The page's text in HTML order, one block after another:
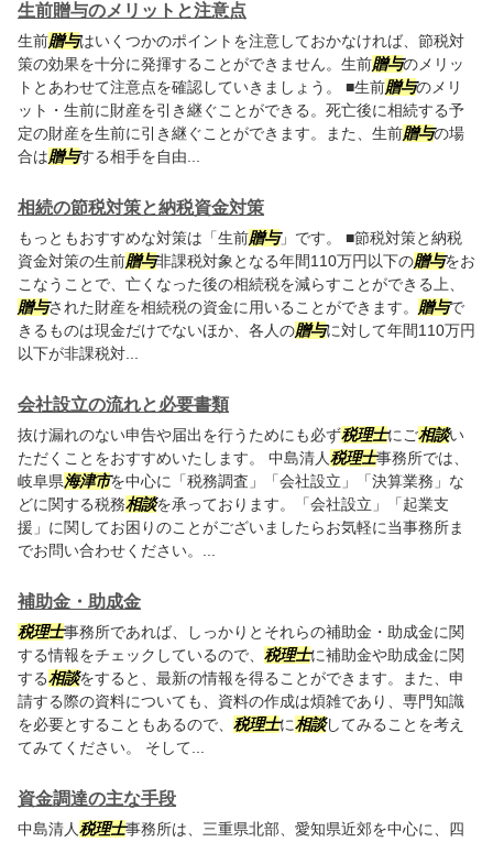
生前贈与のメリットと注意点
生前贈与はいくつかのポイントを注意しておかなければ、節税対
策の効果を十分に発揮することができません。生前贈与のメリッ
トとあわせて注意点を確認していきましょう。 ■生前贈与のメリ
ット・生前に財産を引き継ぐことができる。死亡後に相続する予
定の財産を生前に引き継ぐことができます。また、生前贈与の場
合は贈与する相手を自由...
相続の節税対策と納税資金対策
もっともおすすめな対策は「生前贈与」です。 ■節税対策と納税
資金対策の生前贈与非課税対象となる年間110万円以下の贈与をお
こなうことで、亡くなった後の相続税を減らすことができる上、
贈与された財産を相続税の資金に用いることができます。 贈与で
きるものは現金だけでないほか、各人の贈与に対して年間110万円
以下が非課税対...
会社設立の流れと必要書類
抜け漏れのない申告や届出を行うためにも必ず税理士にご相談い
ただくことをおすすめいたします。 中島清人税理士事務所では、
岐阜県海津市を中心に「税務調査」「会社設立」「決算業務」な
どに関する税務相談を承っております。「会社設立」「起業支
援」に関してお困りのことがございましたらお気軽に当事務所ま
でお問い合わせください。...
補助金・助成金
税理士事務所であれば、しっかりとそれらの補助金・助成金に関
する情報をチェックしているので、 税理士に補助金や助成金に関
する相談をすると、最新の情報を得ることができます。また、申
請する際の資料についても、資料の作成は煩雑であり、専門知識
を必要とすることもあるので、 税理士に相談してみることを考え
てみてください。 そして...
資金調達の主な手段
中島清人税理士事務所は、三重県北部、愛知県近郊を中心に、四